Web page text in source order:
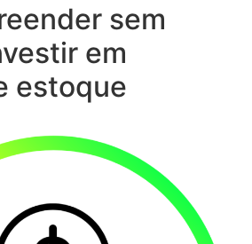
sem
em
estoque